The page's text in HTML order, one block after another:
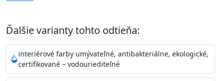
Je interiérová protiplesňová farba s iónmi
Vďaka svojmu špeciálnemu zloženiu
znižuje (o 99,9%) množstvo baktérií na povrchu náteru.
Preto jevhodná na nátery priestor s
vysokými nárokmi na hygienickú čistotu ako sú
Ďalšie varianty tohto odtieňa:
interiérové farby umývateľné, antibakteriálne, ekologické,
certifikované – vodouriediteľné